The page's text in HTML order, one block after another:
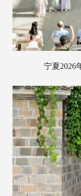
宁夏2026